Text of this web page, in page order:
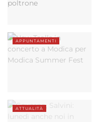
APPUNTAMENTI
ATTUALITÀ